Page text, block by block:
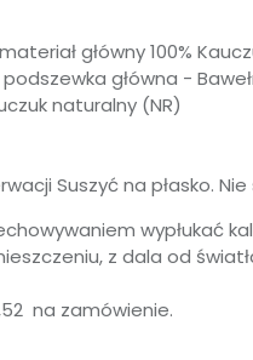
główny 100%
główna -
naturalny (NR)
Suszyć na płasko.
wypłukać
z dala od
na zamówienie.